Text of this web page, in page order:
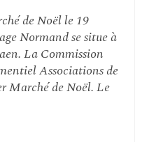
de Noël le 19
Normand se situe à
La Commission
Associations de
Marché de Noël. Le